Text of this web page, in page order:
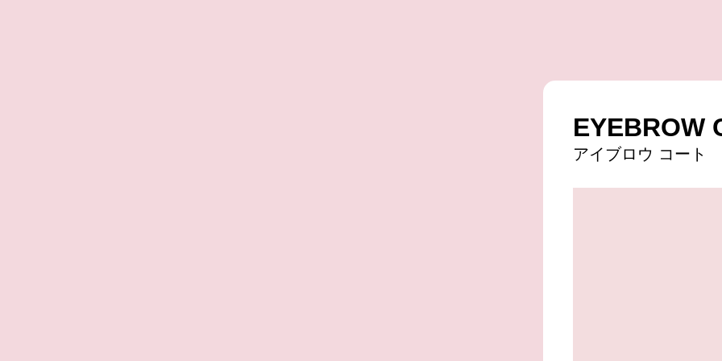
EYEBROW
アイブロウ コート